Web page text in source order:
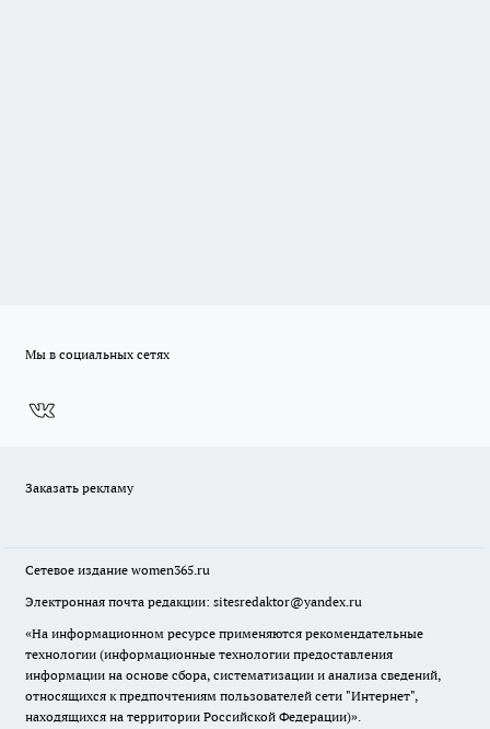
Мы в социальных сетях
Заказать рекламу
Сетевое издание women365.ru
Электронная почта редакции: sitesredaktor@yandex.ru
«На информационном ресурсе применяются рекомендательные
технологии (информационные технологии предоставления
информации на основе сбора, систематизации и анализа сведений,
относящихся к предпочтениям пользователей сети "Интернет",
находящихся на территории Российской Федерации)».